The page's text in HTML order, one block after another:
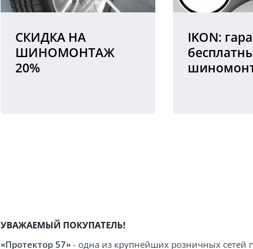
СКИДКА НА
ШИНОМОНТАЖ
20%
IKON:
УВАЖАЕМЫЙ ПОКУПАТЕЛЬ!
«Протектор 57» - одна из крупнейших розничных сетей